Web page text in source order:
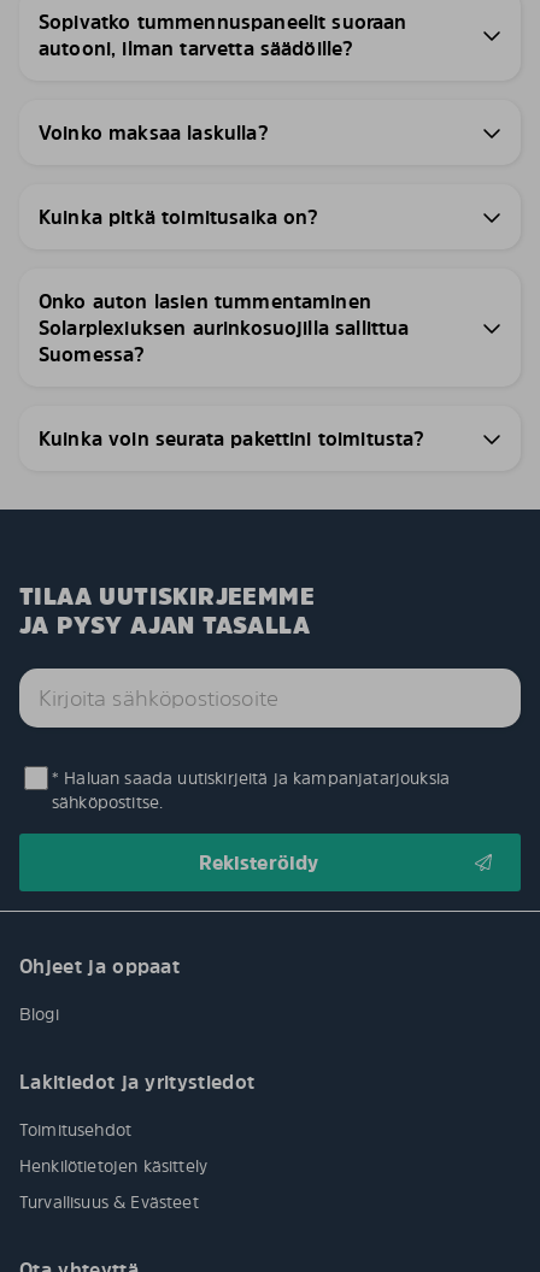
Sopivatko tummennuspaneelit suoraan
autooni, ilman tarvetta säädöille?
Voinko maksaa laskulla?
Kuinka pitkä toimitusaika on?
Onko auton lasien tummentaminen
Solarplexiuksen aurinkosuojilla sallittua
Suomessa?
Kuinka voin seurata pakettini toimitusta?
TILAA UUTISKIRJEEMME
JA PYSY AJAN TASALLA
* Haluan saada uutiskirjeitä ja kampanjatarjouksia
sähköpostitse.
Ohjeet ja oppaat
Blogi
Lakitiedot ja yritystiedot
Toimitusehdot
Henkilötietojen käsittely
Turvallisuus & Evästeet